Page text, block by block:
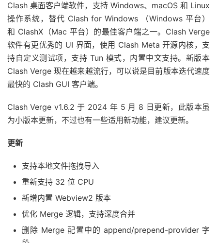
Clash 桌面客户端软件，支持 Windows、macOS 和 Linux
操作系统，替代 Clash for Windows （Windows 平台）
和 ClashX（Mac 平台）的最佳客户端之一。Clash Verge
软件有更优秀的 UI 界面，使用 Clash Meta 开源内核，支
持自定义测试项，支持 Tun 模式，内置中文支持。新版本
Clash Verge 现在越来越流行，可以说是目前版本迭代速度
最快的 Clash GUI 客户端。
Clash Verge v1.6.2 于 2024 年 5 月 8 日更新，此版本虽
为小版本更新，不过也有一些适用新功能，建议更新。
更新
支持本地文件拖拽导入
重新支持 32 位 CPU
新增内置 Webview2 版本
优化 Merge 逻辑，支持深度合并
删除 Merge 配置中的 append/prepend-provider 字